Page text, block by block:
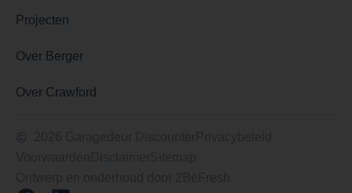
Projecten
Over Berger
Over Crawford